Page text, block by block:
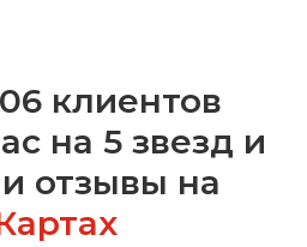
клиентов
на 5 звезд и
отзывы на